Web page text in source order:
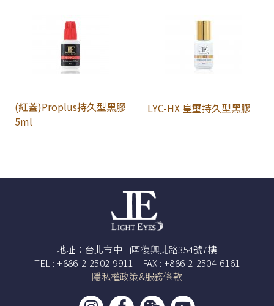
(紅蓋)Proplus持久型黑膠
5ml
LYC-HX 皇璽持久型黑膠
地址：台北市中山區復興北路354號7樓
TEL : +886-2-2502-9911 FAX : +886-2-2504-6161
隱私權政策&服務條款